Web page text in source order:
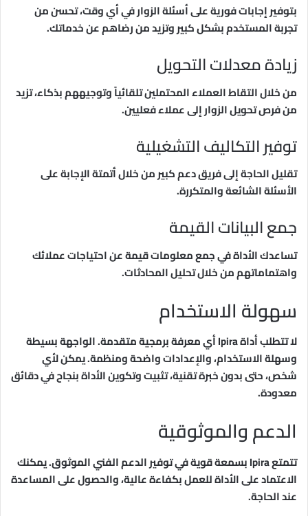
بتوفير إجابات فورية على أسئلة الزوار في أي وقت، تحسن من
تجربة المستخدم بشكل كبير وتزيد من رضاهم عن خدماتك.
زيادة معدلات التحويل
من خلال التقاط العملاء المحتملين تلقائياً وتوجيههم بذكاء، تزيد
من فرص تحويل الزوار إلى عملاء فعليين.
توفير التكاليف التشغيلية
تقليل الحاجة إلى فريق دعم كبير من خلال أتمتة الإجابة على
الأسئلة الشائعة والمتكررة.
جمع البيانات القيمة
تساعدك الأداة في جمع معلومات قيمة عن احتياجات عملائك
واهتماماتهم من خلال تحليل المحادثات.
سهولة الاستخدام
لا تتطلب أداة Ipira أي معرفة برمجية متقدمة. الواجهة بسيطة
وسهلة الاستخدام، والإعدادات واضحة ومنظمة. يمكن لأي
شخص، حتى بدون خبرة تقنية، تثبيت وتكوين الأداة بنجاح في دقائق
معدودة.
الدعم والموثوقية
تتمتع Ipira بسمعة قوية في توفير الدعم الفني الموثوق. يمكنك
الاعتماد على الأداة للعمل بكفاءة عالية، والحصول على المساعدة
عند الحاجة.